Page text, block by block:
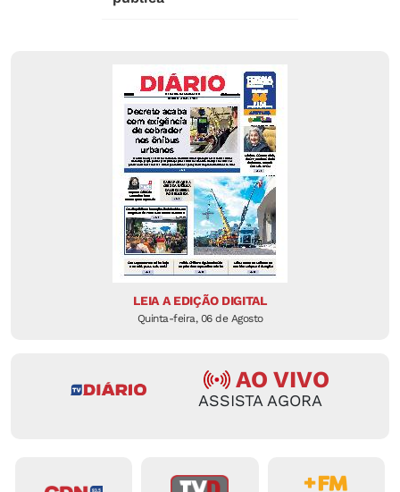
LEIA A EDIÇÃO DIGITAL
Quinta-feira, 06 de Agosto
AO VIVO
ASSISTA AGORA